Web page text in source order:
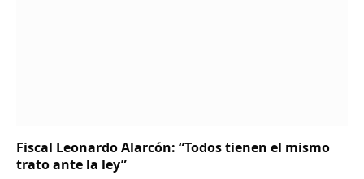
Fiscal Leonardo Alarcón: “Todos tienen el mismo
trato ante la ley”